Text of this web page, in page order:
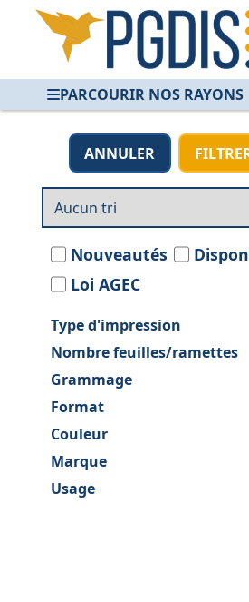
PARCOURIR NOS RAYONS
Papier de
ANNULER
Nouveautés
Loi AGEC
Type d'impression
Nombre feuilles/ramettes
Grammage
Format
Couleur
Marque
Usage